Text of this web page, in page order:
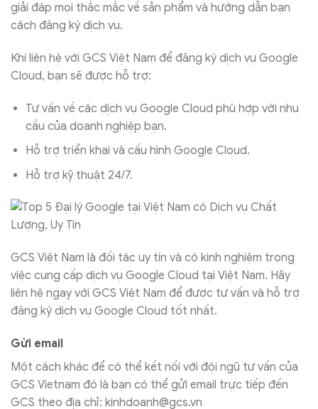
giải đáp mọi thắc mắc về sản phẩm và hướng dẫn bạn
cách đăng ký dịch vụ.
Khi liên hệ với GCS Việt Nam để đăng ký dịch vụ Google
Cloud, bạn sẽ được hỗ trợ:
Tư vấn về các dịch vụ Google Cloud phù hợp với nhu
cầu của doanh nghiệp bạn.
Hỗ trợ triển khai và cấu hình Google Cloud.
Hỗ trợ kỹ thuật 24/7.
GCS Việt Nam là đối tác uy tín và có kinh nghiệm trong
việc cung cấp dịch vụ Google Cloud tại Việt Nam. Hãy
liên hệ ngay với GCS Việt Nam để được tư vấn và hỗ trợ
đăng ký dịch vụ Google Cloud tốt nhất.
Gửi email
Một cách khác để có thể kết nối với đội ngũ tư vấn của
GCS Vietnam đó là bạn có thể gửi email trực tiếp đến
GCS theo địa chỉ: kinhdoanh@gcs.vn